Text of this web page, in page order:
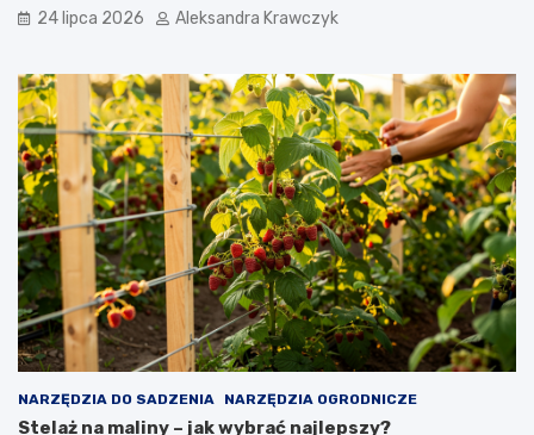
24 lipca 2026 Aleksandra Krawczyk
NARZĘDZIA DO SADZENIA NARZĘDZIA OGRODNICZE
Stelaż na maliny – jak wybrać najlepszy?